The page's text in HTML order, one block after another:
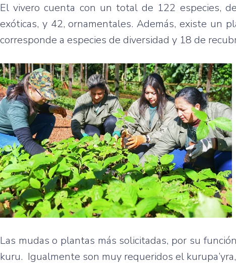
El vivero cuenta con un total de 122 especies,
exóticas, y 42, ornamentales. Además, existe un
corresponde a especies de diversidad y 18 de
Las mudas o plantas más solicitadas, por su
kuru. Igualmente son muy requeridos el